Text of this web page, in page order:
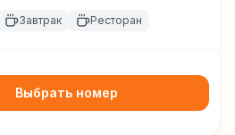
Завтрак Ресторан
Выбрать номер